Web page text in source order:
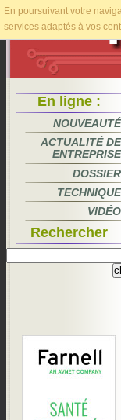
En poursuivant votre
services adaptés à vos
En ligne :
ACTUALITÉ
Rechercher